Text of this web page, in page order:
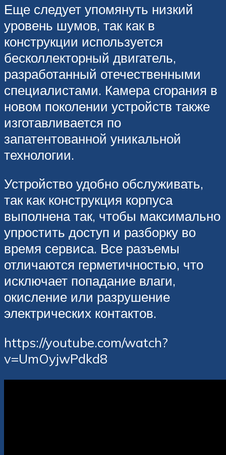
Еще следует упомянуть низкий
уровень шумов, так как в
конструкции используется
бесколлекторный двигатель,
разработанный отечественными
специалистами. Камера сгорания в
новом поколении устройств также
изготавливается по
запатентованной уникальной
технологии.
Устройство удобно обслуживать,
так как конструкция корпуса
выполнена так, чтобы максимально
упростить доступ и разборку во
время сервиса. Все разъемы
отличаются герметичностью, что
исключает попадание влаги,
окисление или разрушение
электрических контактов.
https://youtube.com/watch?
v=UmOyjwPdkd8